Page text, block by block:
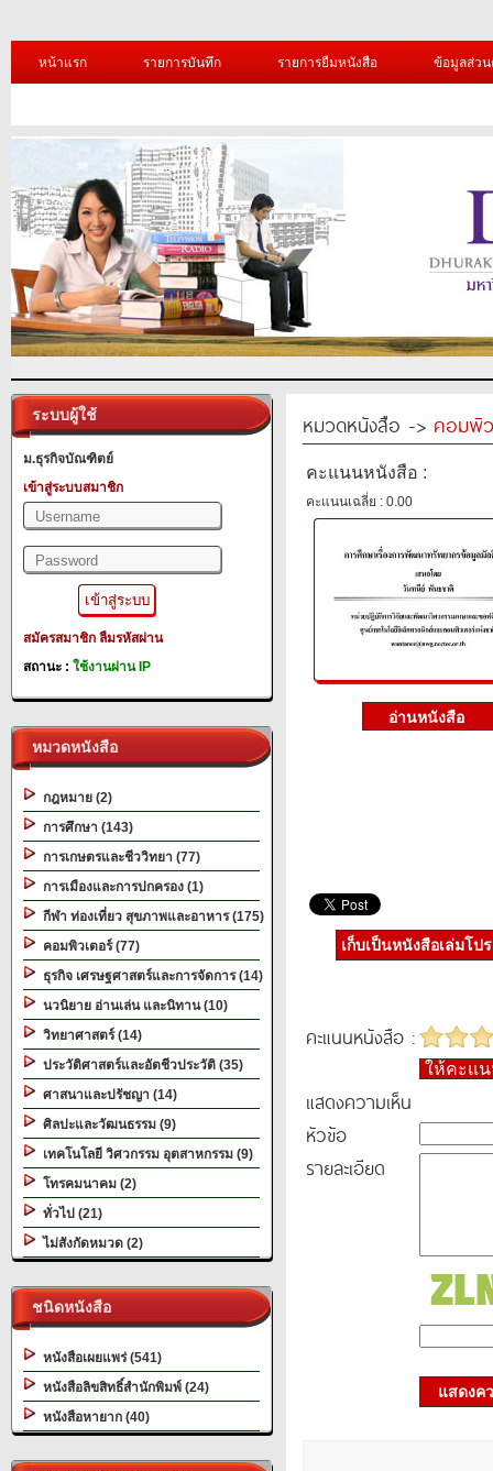
หน้าแรก รายการบันทึก รายการยืมหนังสือ ข้อมูลส่ว
ระบบผู้ใช้
ม.ธุรกิจบัณฑิตย์
เข้าสู่ระบบสมาชิก
สมัครสมาชิก ลืมรหัสผ่าน
สถานะ : ใช้งานผ่าน IP
หมวดหนังสือ
กฎหมาย (2)
การศึกษา (143)
การเกษตรและชีววิทยา (77)
การเมืองและการปกครอง (1)
กีฬา ท่องเที่ยว สุขภาพและอาหาร (175)
คอมพิวเตอร์ (77)
ธุรกิจ เศรษฐศาสตร์และการจัดการ (14)
นวนิยาย อ่านเล่น และนิทาน (10)
วิทยาศาสตร์ (14)
ประวัติศาสตร์และอัตชีวประวัติ (35)
ศาสนาและปรัชญา (14)
ศิลปะและวัฒนธรรม (9)
เทคโนโลยี วิศวกรรม อุตสาหกรรม (9)
โทรคมนาคม (2)
ทั่วไป (21)
ไม่สังกัดหมวด (2)
ชนิดหนังสือ
หนังสือเผยแพร่ (541)
หนังสือลิขสิทธิ์สำนักพิมพ์ (24)
หนังสือหายาก (40)
หมวดหนังสือ -> คอมพิ
คะแนนหนังสือ :
คะแนนเฉลี่ย : 0.00
เก็บเป็นหนังสือเล่มโป
คะแนนหนังสือ :
ให้คะแ
แสดงความเห็น
หัวข้อ
รายละเอียด
แสดงค